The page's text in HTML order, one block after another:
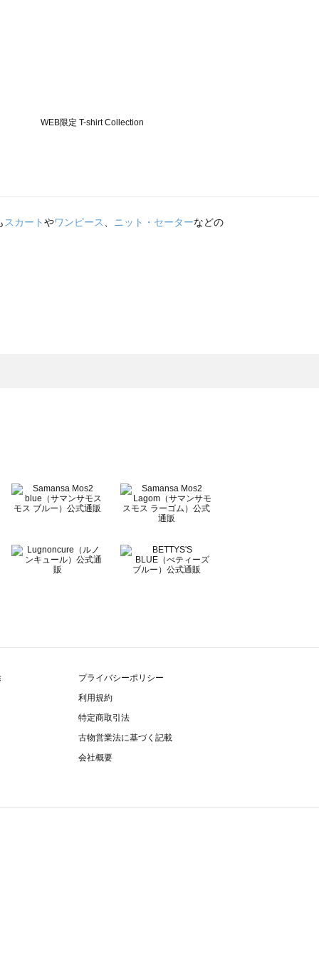
スカートやワンピース ニット・セーターなどの
プライバシーポリシー
利用規約
特定商取引法
古物営業法に基づく記載
会社概要